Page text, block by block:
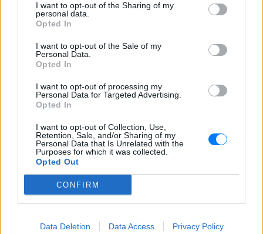
I want to opt-out of the Sharing of my
personal data.
Opted In
I want to opt-out of the Sale of my
Personal Data.
Opted In
I want to opt-out of processing my
Personal Data for Targeted Advertising.
Opted In
I want to opt-out of Collection, Use,
Retention, Sale, and/or Sharing of my
Personal Data that Is Unrelated with the
Purposes for which it was collected.
Opted Out
CONFIRM
Data Deletion Data Access Privacy Policy
ΔΕΙΤΕ ΕΠΙΣΗΣ
ΣΤΗΝ ΙΔΙΑ ΚΑΤΗΓΟΡΙΑ
Ο μοναδικός Αμερικανός
ΠΡΙΝ ΛΊΓΟ